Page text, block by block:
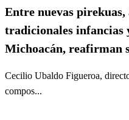
Entre nuevas pirekuas,
tradicionales infancias
Michoacán, reafirman
Cecilio Ubaldo Figueroa,
compos...